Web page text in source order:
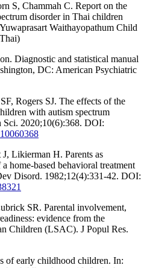
S, Chammah C. Report on the
disorder in Thai children
Waithayopathum Child
Diagnostic and statistical manual
DC: American Psychiatric
Rogers SJ. The effects of the
with autism spectrum
Sci. 2020;10(6):368. DOI:
Likierman H. Parents as
home-based behavioral treatment
Disord. 1982;12(4):331-42. DOI:
SR. Parental involvement,
evidence from the
Children (LSAC). J Popul Res.
of early childhood children. In: